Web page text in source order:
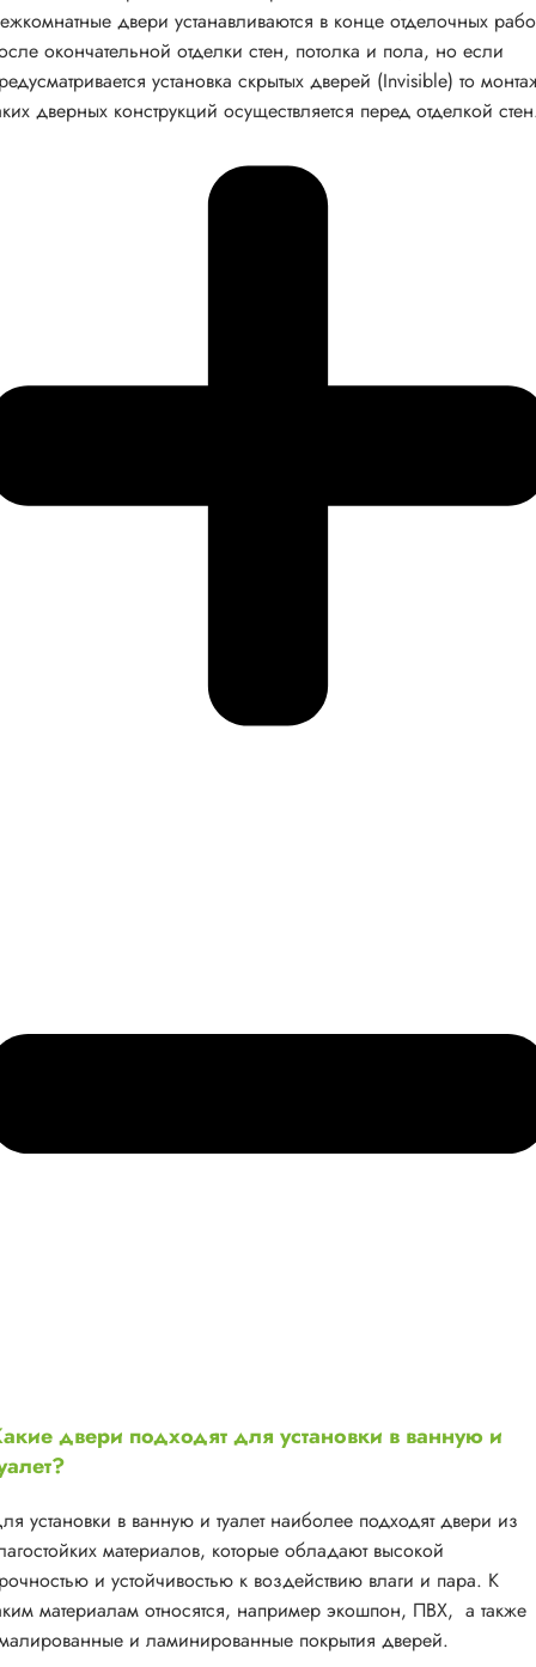
двери устанавливаются в конце отделочных
окончательной отделки стен, потолка и пола, но если
установка скрытых дверей (Invisible) то
дверных конструкций осуществляется перед отделкой
двери подходят для установки в ванную и
установки в ванную и туалет наиболее подходят двери из
материалов, которые обладают высокой
и устойчивостью к воздействию влаги и пара. К
материалам относятся, например экошпон, ПВХ, а также
и ламинированные покрытия дверей.